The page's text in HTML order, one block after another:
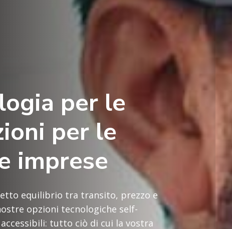
per le
per le
imprese
equilibrio tra transito, prezzo e
opzioni tecnologiche self-
tutto ciò di cui la vostra